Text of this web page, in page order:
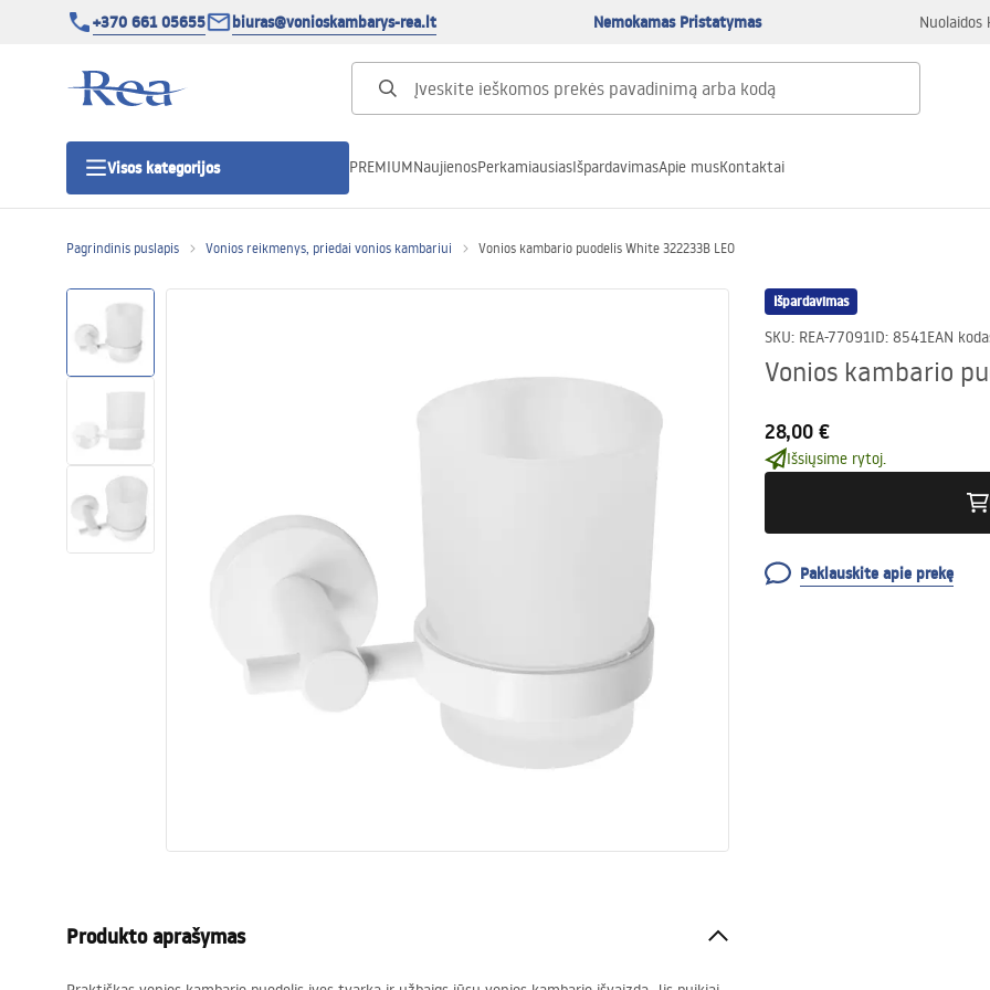
+370 661 05655 biuras@vonioskambarys-rea.lt Nemokamas Pristatymas Nuolaidos
Visos kategorijos
Vonios dušo padėklai
Linijiniai dušo kanalai
Tualetai
PREMIUMNaujienosPerkamiausiasIšpardavimasApie musKontaktai
Pagrindinis puslapis Vonios reikmenys, priedai vonios kambariui Vonios kambario puodelis White 322233B LEO
Išpardavimas
SKU: REA-77091ID: 8541EAN
Vonios kambario
28,00 €
Išsiųsime rytoj.
Paklauskite apie prekę
Produkto aprašymas